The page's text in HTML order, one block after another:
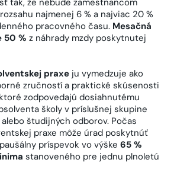
najmenej 6 % a najviac 20 %
pracovného času. Mesačná
50 % z náhrady mzdy poskytnutej
praxe ju vymedzuje ako
zručností a praktické skúsenosti
zodpovedajú dosiahnutému
školy v príslušnej skupine
študijných odborov. Počas
praxe môže úrad poskytnúť
príspevok vo výške 65 %
stanoveného pre jednu plnoletú